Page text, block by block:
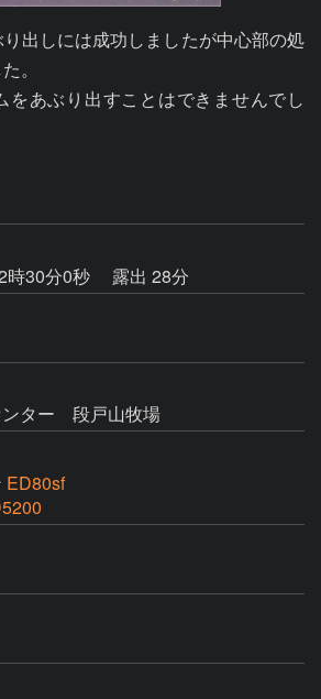
出しには成功しましたが中心部の処
。
をあぶり出すことはできませんでし
時30分0秒
露出 28分
ンター 段戸山牧場
ED80sf